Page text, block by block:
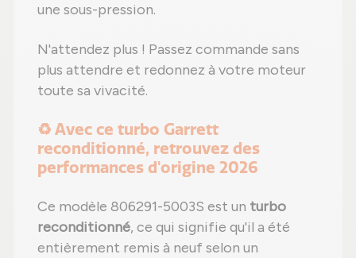
une sous-pression.
N'attendez plus ! Passez commande sans
plus attendre et redonnez à votre moteur
toute sa vivacité.
♻️ Avec ce turbo Garrett
reconditionné, retrouvez des
performances d'origine 2026
Ce modèle 806291-5003S est un turbo
reconditionné, ce qui signifie qu'il a été
entièrement remis à neuf selon un